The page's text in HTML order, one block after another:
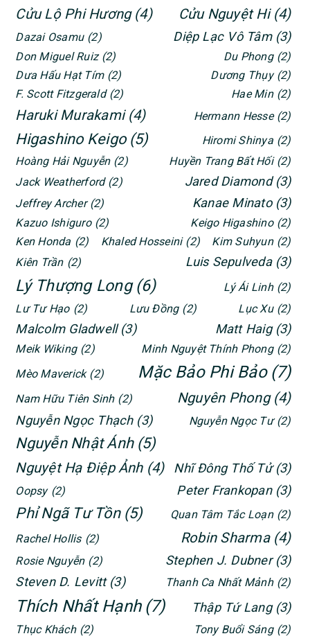
Cửu Lộ Phi Hương (4) Cửu Nguyệt Hi (4)
Dazai Osamu (2) Diệp Lạc Vô Tâm (3)
Don Miguel Ruiz (2) Du Phong (2)
Dưa Hấu Hạt Tím (2) Dương Thụy (2)
F. Scott Fitzgerald (2) Hae Min (2)
Haruki Murakami (4) Hermann Hesse (2)
Higashino Keigo (5) Hiromi Shinya (2)
Hoàng Hải Nguyễn (2) Huyền Trang Bất Hối (2)
Jack Weatherford (2) Jared Diamond (3)
Jeffrey Archer (2) Kanae Minato (3)
Kazuo Ishiguro (2) Keigo Higashino (2)
Ken Honda (2) Khaled Hosseini (2) Kim Suhyun (2)
Kiên Trần (2) Luis Sepulveda (3)
Lý Thượng Long (6) Lý Ái Linh (2)
Lư Tư Hạo (2) Lưu Đồng (2) Lục Xu (2)
Malcolm Gladwell (3) Matt Haig (3)
Meik Wiking (2) Minh Nguyệt Thính Phong (2)
Mèo Maverick (2) Mặc Bảo Phi Bảo (7)
Nam Hữu Tiên Sinh (2) Nguyên Phong (4)
Nguyễn Ngọc Thạch (3) Nguyễn Ngọc Tư (2)
Nguyễn Nhật Ánh (5)
Nguyệt Hạ Điệp Ảnh (4) Nhĩ Đông Thố Tử (3)
Oopsy (2) Peter Frankopan (3)
Phỉ Ngã Tư Tồn (5) Quan Tâm Tắc Loạn (2)
Rachel Hollis (2) Robin Sharma (4)
Rosie Nguyễn (2) Stephen J. Dubner (3)
Steven D. Levitt (3) Thanh Ca Nhất Mảnh (2)
Thích Nhất Hạnh (7) Thập Tứ Lang (3)
Thục Khách (2) Tony Buổi Sáng (2)